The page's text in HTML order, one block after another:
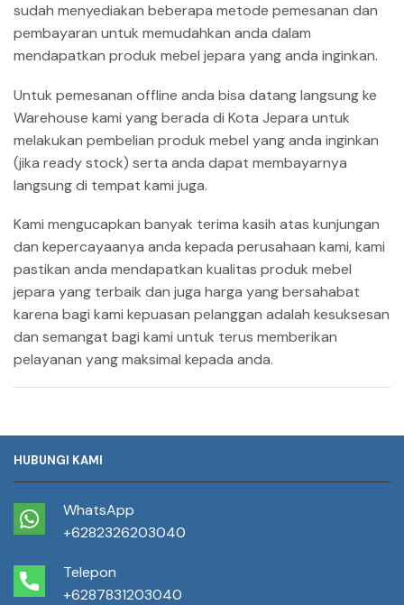
sudah menyediakan beberapa metode pemesanan dan
pembayaran untuk memudahkan anda dalam
mendapatkan produk mebel jepara yang anda inginkan.
Untuk pemesanan offline anda bisa datang langsung ke
Warehouse kami yang berada di Kota Jepara untuk
melakukan pembelian produk mebel yang anda inginkan
(jika ready stock) serta anda dapat membayarnya
langsung di tempat kami juga.
Kami mengucapkan banyak terima kasih atas kunjungan
dan kepercayaanya anda kepada perusahaan kami, kami
pastikan anda mendapatkan kualitas produk mebel
jepara yang terbaik dan juga harga yang bersahabat
karena bagi kami kepuasan pelanggan adalah kesuksesan
dan semangat bagi kami untuk terus memberikan
pelayanan yang maksimal kepada anda.
HUBUNGI KAMI
WhatsApp
+6282326203040
Telepon
+6287831203040